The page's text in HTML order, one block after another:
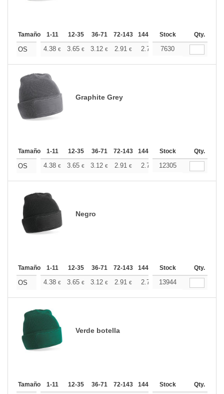
Tamaño 1-11 12-35 36-71 72-143 144-287 288 + Más
Stock Qty.
OS 4.38 € 3.65 € 3.12 € 2.91 € 2.77 2.75
7630
Graphite Grey
Tamaño 1-11 12-35 36-71 72-143 144-287 288 + Más
Stock Qty.
OS 4.38 € 3.65 € 3.12 € 2.91 € 2.77 2.75
12305
Negro
Tamaño 1-11 12-35 36-71 72-143 144-287 288 + Más
Stock Qty.
OS 4.38 € 3.65 € 3.12 € 2.91 € 2.77 2.75
13944
Verde botella
Tamaño 1-11 12-35 36-71 72-143 144-287 288 + Más
Stock Qty.